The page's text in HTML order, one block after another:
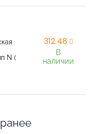
N (
312,48
В
наличии